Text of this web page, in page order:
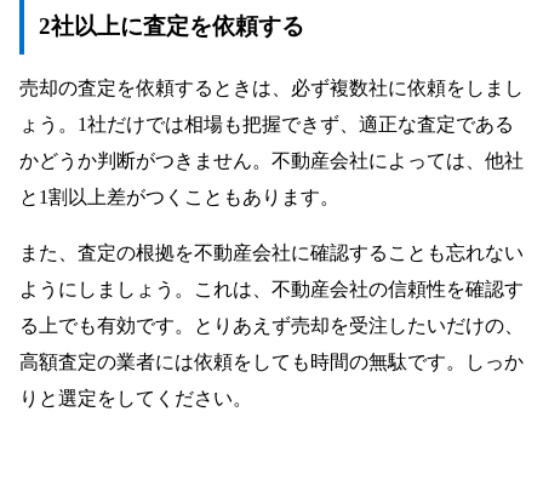
2社以上に査定を依頼する
売却の査定を依頼するときは、必ず複数社に依頼をしまし
ょう。1社だけでは相場も把握できず、適正な査定である
かどうか判断がつきません。不動産会社によっては、他社
と1割以上差がつくこともあります。
また、査定の根拠を不動産会社に確認することも忘れない
ようにしましょう。これは、不動産会社の信頼性を確認す
る上でも有効です。とりあえず売却を受注したいだけの、
高額査定の業者には依頼をしても時間の無駄です。しっか
りと選定をしてください。